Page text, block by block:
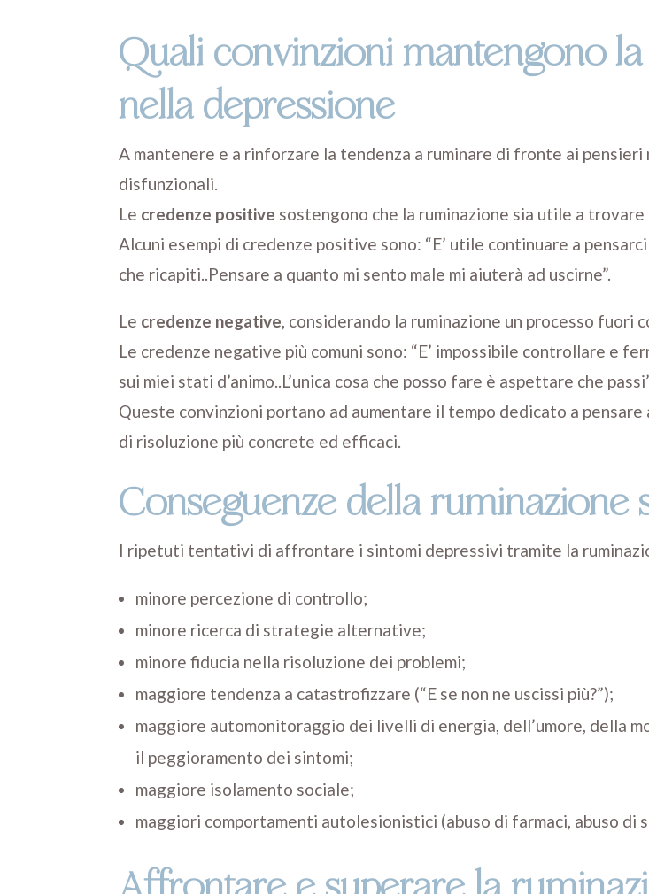
Quali convinzioni mantengono
nella depressione
A mantenere e a rinforzare la tendenza a ruminare di fronte ai
disfunzionali.
Le credenze positive sostengono che la ruminazione sia utile a
Alcuni esempi di credenze positive sono: “E’ utile continuare a
che ricapiti..Pensare a quanto mi sento male mi aiuterà ad uscirne”.
Le credenze negative, considerando la ruminazione un processo fuori
Le credenze negative più comuni sono: “E’ impossibile controllare e
sui miei stati d’animo..L’unica cosa che posso fare è aspettare che
Queste convinzioni portano ad aumentare il tempo dedicato a
di risoluzione più concrete ed efficaci.
Conseguenze della
I ripetuti tentativi di affrontare i sintomi depressivi tramite la
minore percezione di controllo;
minore ricerca di strategie alternative;
minore fiducia nella risoluzione dei problemi;
maggiore tendenza a catastrofizzare (“E se non ne uscissi più?”);
maggiore automonitoraggio dei livelli di energia, dell’umore, della
il peggioramento dei sintomi;
maggiore isolamento sociale;
maggiori comportamenti autolesionistici (abuso di farmaci, abuso di